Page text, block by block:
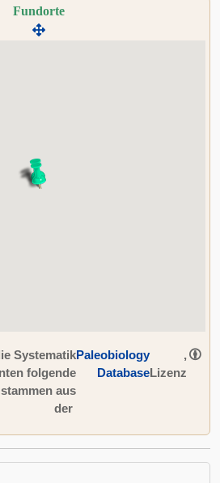
Fundorte
Systematik
folgende
aus
der
Paleobiology
Database
,
Lizenz